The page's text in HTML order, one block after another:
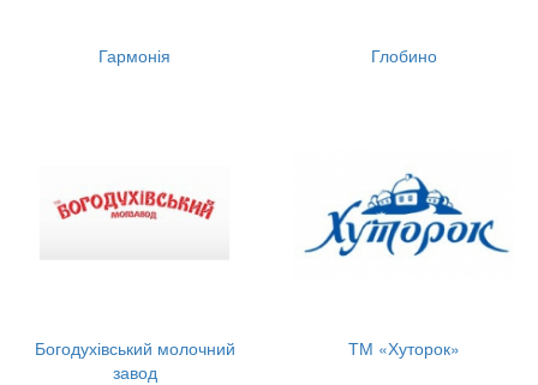
Гармонія Глобино
Богодухівський молочний
завод
ТМ «Хуторок»